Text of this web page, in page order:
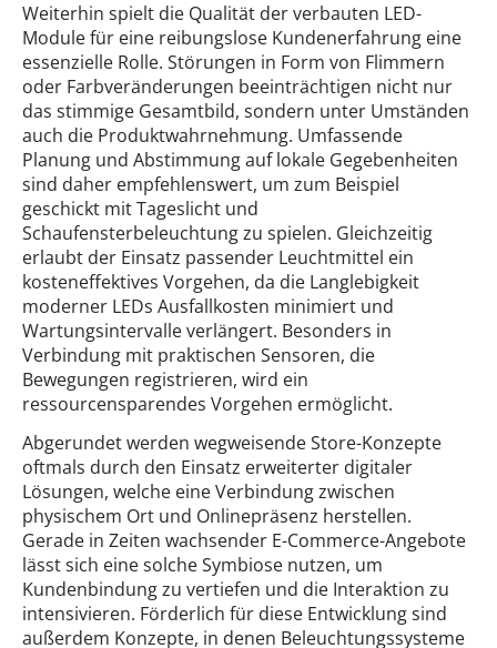
Weiterhin spielt die Qualität der verbauten LED-
Module für eine reibungslose Kundenerfahrung eine
essenzielle Rolle. Störungen in Form von Flimmern
oder Farbveränderungen beeinträchtigen nicht nur
das stimmige Gesamtbild, sondern unter Umständen
auch die Produktwahrnehmung. Umfassende
Planung und Abstimmung auf lokale Gegebenheiten
sind daher empfehlenswert, um zum Beispiel
geschickt mit Tageslicht und
Schaufensterbeleuchtung zu spielen. Gleichzeitig
erlaubt der Einsatz passender Leuchtmittel ein
kosteneffektives Vorgehen, da die Langlebigkeit
moderner LEDs Ausfallkosten minimiert und
Wartungsintervalle verlängert. Besonders in
Verbindung mit praktischen Sensoren, die
Bewegungen registrieren, wird ein
ressourcensparendes Vorgehen ermöglicht.
Abgerundet werden wegweisende Store-Konzepte
oftmals durch den Einsatz erweiterter digitaler
Lösungen, welche eine Verbindung zwischen
physischem Ort und Onlinepräsenz herstellen.
Gerade in Zeiten wachsender E-Commerce-Angebote
lässt sich eine solche Symbiose nutzen, um
Kundenbindung zu vertiefen und die Interaktion zu
intensivieren. Förderlich für diese Entwicklung sind
außerdem Konzepte, in denen Beleuchtungssysteme